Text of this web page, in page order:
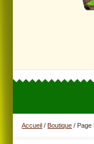
Accueil / Boutique / Page